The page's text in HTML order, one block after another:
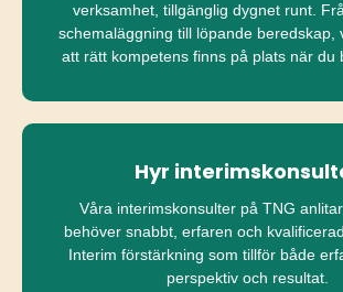
verksamhet, tillgänglig dygnet runt.
schemaläggning till löpande beredskap,
att rätt kompetens finns på plats när du
Hyr
Våra interimskonsulter på TNG
behöver snabbt, erfaren och
Interim förstärkning som tillför både
perspektiv och resultat.